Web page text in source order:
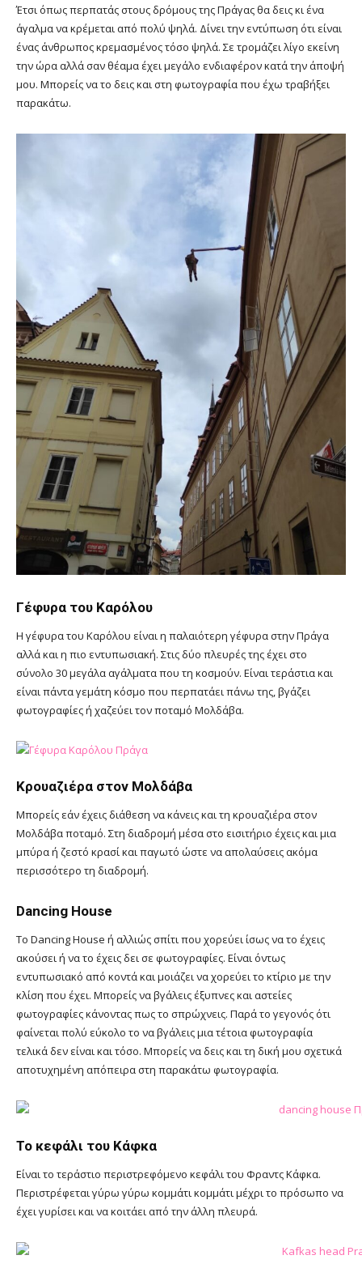
Έτσι όπως περπατάς στους δρόμους της Πράγας θα δεις κι ένα
άγαλμα να κρέμεται από πολύ ψηλά. Δίνει την εντύπωση ότι είναι
ένας άνθρωπος κρεμασμένος τόσο ψηλά. Σε τρομάζει λίγο εκείνη
την ώρα αλλά σαν θέαμα έχει μεγάλο ενδιαφέρον κατά την άποψή
μου. Μπορείς να το δεις και στη φωτογραφία που έχω τραβήξει
παρακάτω.
Γέφυρα του Καρόλου
Η γέφυρα του Καρόλου είναι η παλαιότερη γέφυρα στην Πράγα
αλλά και η πιο εντυπωσιακή. Στις δύο πλευρές της έχει στο
σύνολο 30 μεγάλα αγάλματα που τη κοσμούν. Είναι τεράστια και
είναι πάντα γεμάτη κόσμο που περπατάει πάνω της, βγάζει
φωτογραφίες ή χαζεύει τον ποταμό Μολδάβα.
Κρουαζιέρα στον Μολδάβα
Μπορείς εάν έχεις διάθεση να κάνεις και τη κρουαζιέρα στον
Μολδάβα ποταμό. Στη διαδρομή μέσα στο εισιτήριο έχεις και μια
μπύρα ή ζεστό κρασί και παγωτό ώστε να απολαύσεις ακόμα
περισσότερο τη διαδρομή.
Dancing House
Το Dancing House ή αλλιώς σπίτι που χορεύει ίσως να το έχεις
ακούσει ή να το έχεις δει σε φωτογραφίες. Είναι όντως
εντυπωσιακό από κοντά και μοιάζει να χορεύει το κτίριο με την
κλίση που έχει. Μπορείς να βγάλεις έξυπνες και αστείες
φωτογραφίες κάνοντας πως το σπρώχνεις. Παρά το γεγονός ότι
φαίνεται πολύ εύκολο το να βγάλεις μια τέτοια φωτογραφία
τελικά δεν είναι και τόσο. Μπορείς να δεις και τη δική μου σχετικά
αποτυχημένη απόπειρα στη παρακάτω φωτογραφία.
Το κεφάλι του Κάφκα
Είναι το τεράστιο περιστρεφόμενο κεφάλι του Φραντς Κάφκα.
Περιστρέφεται γύρω γύρω κομμάτι κομμάτι μέχρι το πρόσωπο να
έχει γυρίσει και να κοιτάει από την άλλη πλευρά.